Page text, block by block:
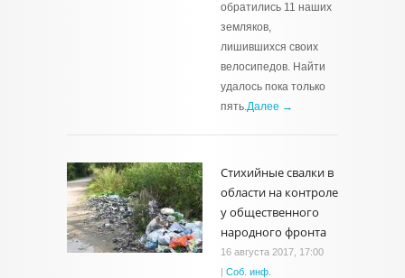
обратились 11 наших
земляков,
лишившихся своих
велосипедов. Найти
удалось пока только
пять.Далее →
Стихийные свалки в
области на контроле
у общественного
народного фронта
16 августа 2017, 17:00
| Соб. инф.